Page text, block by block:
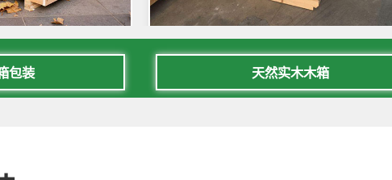
包装 天然实木木箱